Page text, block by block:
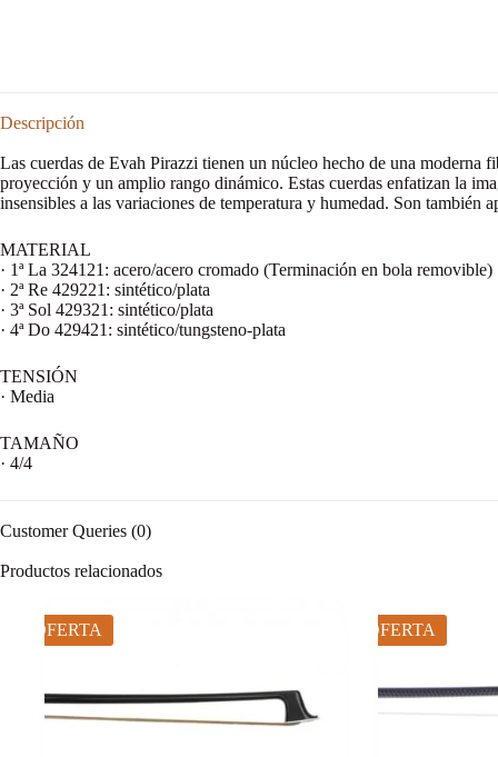
Descripción
Las cuerdas de Evah Pirazzi tienen un núcleo hecho de una
proyección y un amplio rango dinámico. Estas cuerdas enfatizan la
insensibles a las variaciones de temperatura y humedad. Son también
MATERIAL
· 1ª La 324121: acero/acero cromado (Terminación en bola removible)
· 2ª Re 429221: sintético/plata
· 3ª Sol 429321: sintético/plata
· 4ª Do 429421: sintético/tungsteno-plata
TENSIÓN
· Media
TAMAÑO
· 4/4
Customer Queries (0)
Productos relacionados
OFERTA OFERTA